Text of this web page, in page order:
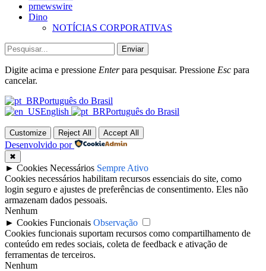
prnewswire
Dino
NOTÍCIAS CORPORATIVAS
Enviar
Digite acima e pressione Enterpara pesquisar. Pressione Esc para
cancelar.
Português do Brasil
English
Português do Brasil
Customize Reject All Accept All
Desenvolvido por
✖
► Cookies Necessários Sempre Ativo
Cookies necessários habilitam recursos essenciais do site, como
login seguro e ajustes de preferências de consentimento. Eles não
armazenam dados pessoais.
Nenhum
► Cookies Funcionais Observação
Cookies funcionais suportam recursos como compartilhamento de
conteúdo em redes sociais, coleta de feedback e ativação de
ferramentas de terceiros.
Nenhum